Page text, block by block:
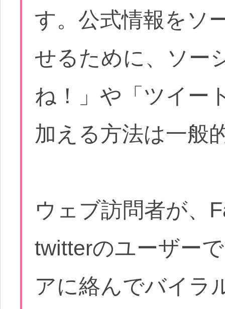
す。公式情報をソ
せるために、ソー
ね！」や「ツイー
加える方法は一般
ウェブ訪問者が、
twitterのユーザー
アに絡んでバイラ